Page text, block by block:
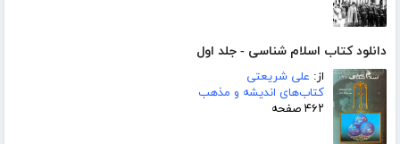
دانلود کتاب اسلام شناسی - جلد اول
از: علی شریعتی
کتاب‌های اندیشه و مذهب
۴۶۲ صفحه